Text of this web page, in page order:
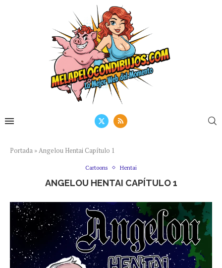
Portada »Angelou Hentai Capítulo 1
Cartoons Hentai
ANGELOU HENTAI CAPÍTULO 1